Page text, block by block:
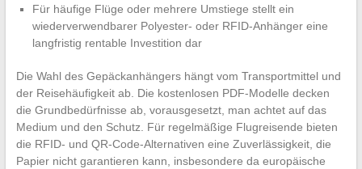
Für häufige Flüge oder mehrere Umstiege stellt ein
wiederverwendbarer Polyester- oder RFID-Anhänger eine
langfristig rentable Investition dar
Die Wahl des Gepäckanhängers hängt vom Transportmittel und
der Reisehäufigkeit ab. Die kostenlosen PDF-Modelle decken
die Grundbedürfnisse ab, vorausgesetzt, man achtet auf das
Medium und den Schutz. Für regelmäßige Flugreisende bieten
die RFID- und QR-Code-Alternativen eine Zuverlässigkeit, die
Papier nicht garantieren kann, insbesondere da europäische